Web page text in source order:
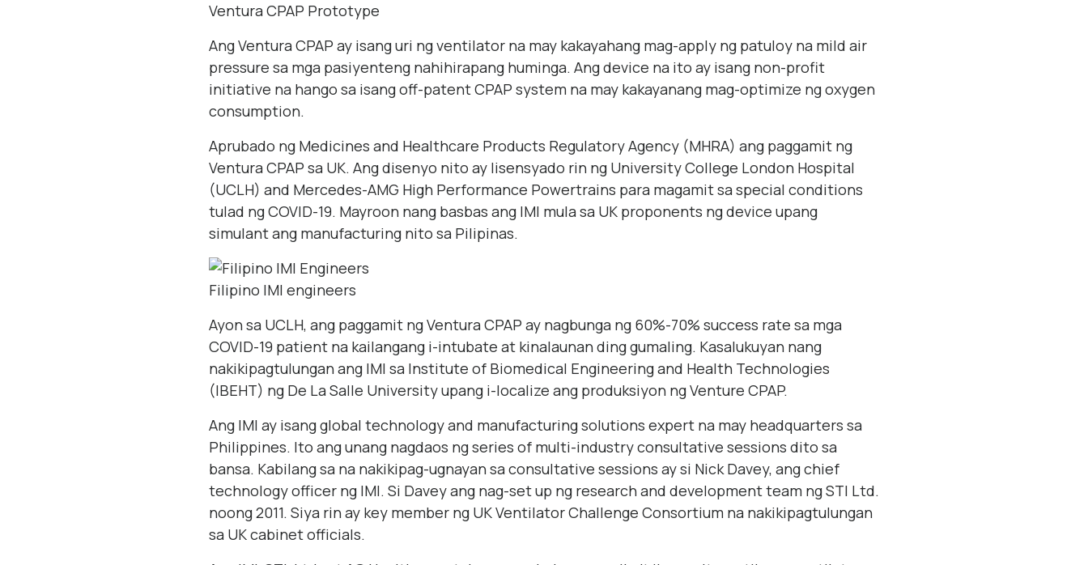
Ventura CPAP Prototype
Ang Ventura CPAP ay isang uri ng ventilator na may kakayahang mag-apply ng patuloy na mild air
pressure sa mga pasiyenteng nahihirapang huminga. Ang device na ito ay isang non-profit
initiative na hango sa isang off-patent CPAP system na may kakayanang mag-optimize ng oxygen
consumption.
Aprubado ng Medicines and Healthcare Products Regulatory Agency (MHRA) ang paggamit ng
Ventura CPAP sa UK. Ang disenyo nito ay lisensyado rin ng University College London Hospital
(UCLH) and Mercedes-AMG High Performance Powertrains para magamit sa special conditions
tulad ng COVID-19. Mayroon nang basbas ang IMI mula sa UK proponents ng device upang
simulant ang manufacturing nito sa Pilipinas.
Filipino IMI engineers
Ayon sa UCLH, ang paggamit ng Ventura CPAP ay nagbunga ng 60%-70% success rate sa mga
COVID-19 patient na kailangang i-intubate at kinalaunan ding gumaling. Kasalukuyan nang
nakikipagtulungan ang IMI sa Institute of Biomedical Engineering and Health Technologies
(IBEHT) ng De La Salle University upang i-localize ang produksiyon ng Venture CPAP.
Ang IMI ay isang global technology and manufacturing solutions expert na may headquarters sa
Philippines. Ito ang unang nagdaos ng series of multi-industry consultative sessions dito sa
bansa. Kabilang sa na nakikipag-ugnayan sa consultative sessions ay si Nick Davey, ang chief
technology officer ng IMI. Si Davey ang nag-set up ng research and development team ng STI Ltd.
noong 2011. Siya rin ay key member ng UK Ventilator Challenge Consortium na nakikipagtulungan
sa UK cabinet officials.